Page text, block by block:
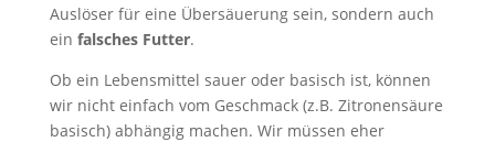
Auslöser für eine Übersäuerung sein, sondern auch
ein falsches Futter.
Ob ein Lebensmittel sauer oder basisch ist, können
wir nicht einfach vom Geschmack (z.B. Zitronensäure
basisch) abhängig machen. Wir müssen eher